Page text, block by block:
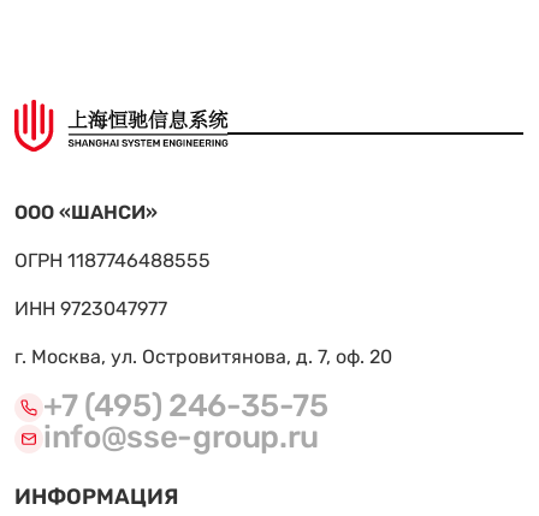
ООО «ШАНСИ»
ОГРН 1187746488555
ИНН 9723047977
г. Москва, ул. Островитянова, д. 7, оф. 20
+7 (495) 246-35-75
info@sse-group.ru
ИНФОРМАЦИЯ